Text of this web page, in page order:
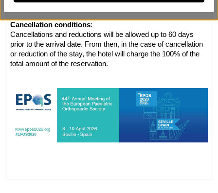
quota determined for this event is filled.
Cancellation conditions:
Cancellations and reductions will be allowed up to 60 days
prior to the arrival date. From then, in the case of cancellation
or reduction of the stay, the hotel will charge the 100% of the
total amount of the reservation.